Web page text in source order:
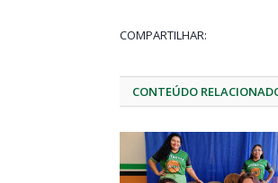
COMPARTILHAR:
CONTEÚDO